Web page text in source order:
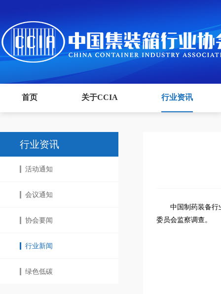
首页 关于CCIA 行业资讯
行业资讯
活动通知
会议通知
协会要闻
行业新闻
绿色低碳
中国制药装备行
委员会监察调查。